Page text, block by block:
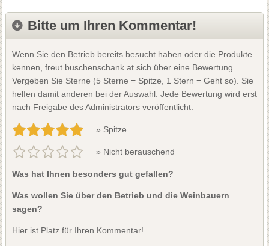
Bitte um Ihren Kommentar!
Wenn Sie den Betrieb bereits besucht haben oder die Produkte
kennen, freut buschenschank.at sich über eine Bewertung.
Vergeben Sie Sterne (5 Sterne = Spitze, 1 Stern = Geht so). Sie
helfen damit anderen bei der Auswahl. Jede Bewertung wird erst
nach Freigabe des Administrators veröffentlicht.
» Spitze
» Nicht berauschend
Was hat Ihnen besonders gut gefallen?
Was wollen Sie über den Betrieb und die Weinbauern
sagen?
Hier ist Platz für Ihren Kommentar!